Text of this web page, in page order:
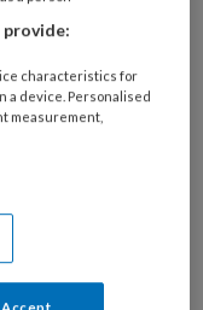
characteristics for
a device. Personalised
measurement,
Accept